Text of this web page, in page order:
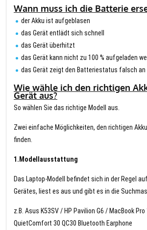
Wann muss ich die Batterie
der Akku ist aufgeblasen
das Gerät entlädt sich schnell
das Gerät überhitzt
das Gerät kann nicht zu 100 % aufgeladen
das Gerät zeigt den Batteriestatus falsch an
Wie wähle ich den richtigen
Gerät aus?
So wählen Sie das richtige Modell aus.
Zwei einfache Möglichkeiten, den richtigen
finden.
1.Modellausstattung
Das Laptop-Modell befindet sich in der Regel
Gerätes, liest es aus und gibt es in die
z.B. Asus K53SV / HP Pavilion G6 / MacBook
QuietComfort 30 QC30 Bluetooth Earphone